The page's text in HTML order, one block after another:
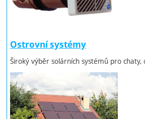
Ostrovní systémy
Široký výběr solárních systémů pro chaty,